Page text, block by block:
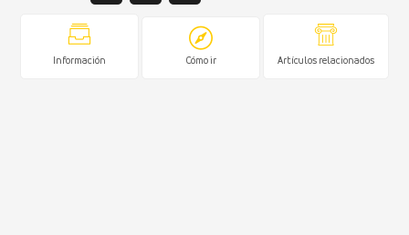
Información Cómo ir Artículos relacionados